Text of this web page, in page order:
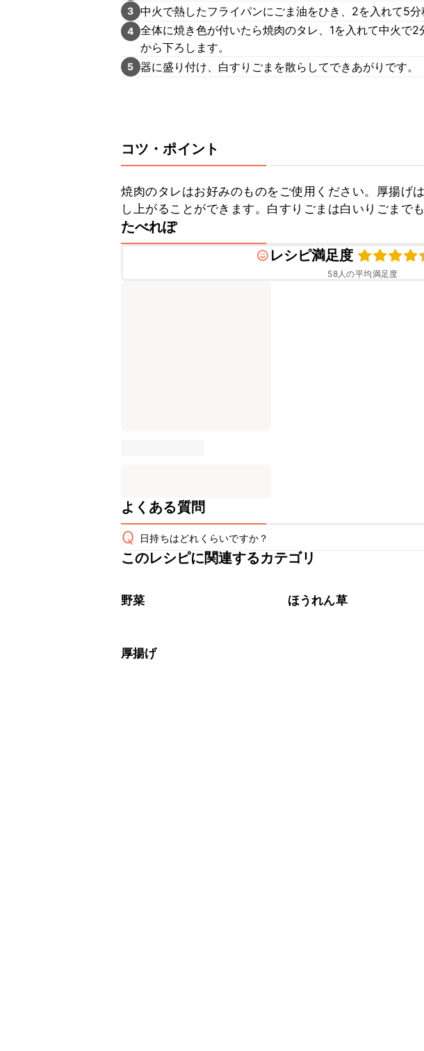
3 中火で熱したフライパンにごま油をひき、2を入れて5分
4 全体に焼き色が付いたら焼肉のタレ、1を入れて中火で
から下ろします。
5 器に盛り付け、白すりごまを散らしてできあがりです。
コツ・ポイント
焼肉のタレはお好みのものをご使用ください。厚揚げ
し上がることができます。白すりごまは白いりごまで
たべれぽ
レシピ満足度
58人の平均満足度
よくある質問
Q 日持ちはどれくらいですか？
保存期間は冷蔵で翌日中が目安です。なるべくお早めにお召し
※日持ちは目安です。
このレシピに関連するカテゴリ
野菜 ほうれん草
厚揚げ